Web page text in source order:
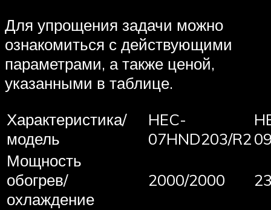
Для упрощения задачи можно
ознакомиться с действующими
параметрами, а также ценой,
указанными в таблице.
Характеристика/
модель
HEC-
07HND203/R2
Мощность
обогрев/
охлаждение
2000/2000